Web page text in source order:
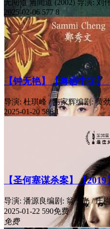
无间道 無間道 (2002) 导演: 刘
2025-02-06 5778
【钟无艳】【粤语中字
导演: 杜琪峰 / 韦家辉编剧: 黄
2025-01-205861
【圣何塞谋杀案】【
导演: 潘源良编剧: 翁子光 / 庄
2025-01-22 590免费
免费